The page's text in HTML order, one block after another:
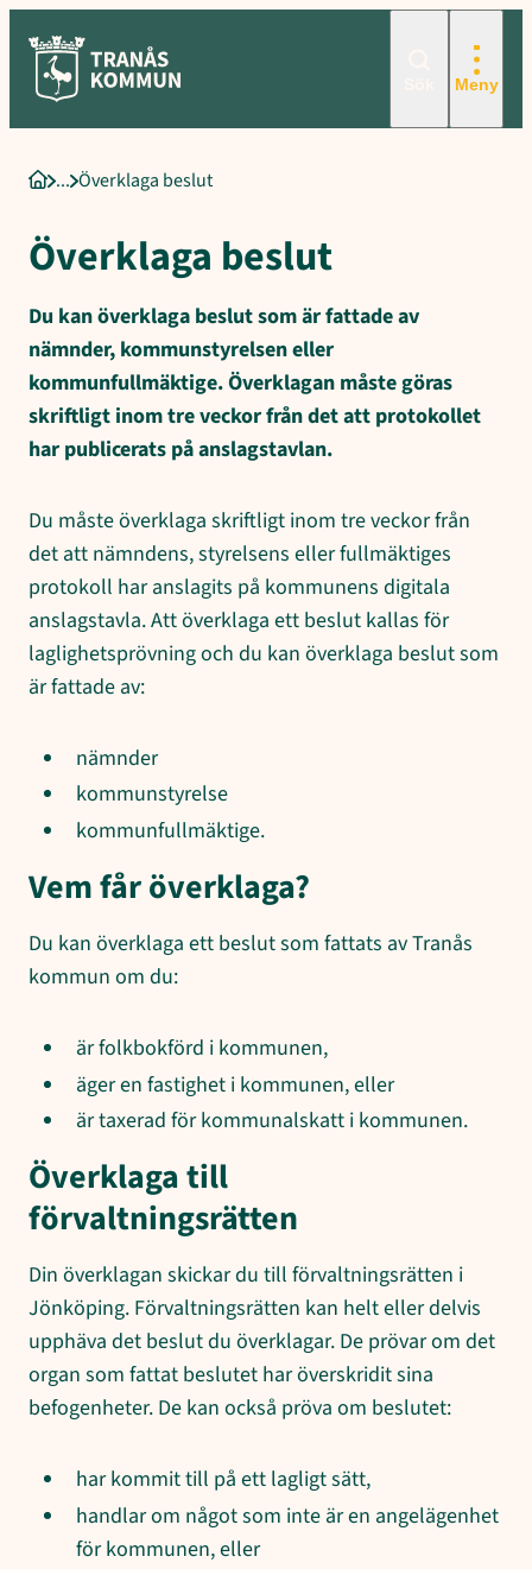
innehåll
Meny
StartsidaÖverklaga beslut
Överklaga beslut
Du kan överklaga beslut som är fattade av
nämnder, kommunstyrelsen eller
kommunfullmäktige. Överklagan måste göras
skriftligt inom tre veckor från det att protokollet
har publicerats på anslagstavlan.
Du måste överklaga skriftligt inom tre veckor från
det att nämndens, styrelsens eller fullmäktiges
protokoll har anslagits på kommunens digitala
anslagstavla. Att överklaga ett beslut kallas för
laglighetsprövning och du kan överklaga beslut som
är fattade av:
nämnder
kommunstyrelse
kommunfullmäktige.
Vem får överklaga?
Du kan överklaga ett beslut som fattats av Tranås
kommun om du:
är folkbokförd i kommunen,
äger en fastighet i kommunen, eller
är taxerad för kommunalskatt i kommunen.
Överklaga till
förvaltningsrätten
Din överklagan skickar du till förvaltningsrätten i
Jönköping. Förvaltningsrätten kan helt eller delvis
upphäva det beslut du överklagar. De prövar om det
organ som fattat beslutet har överskridit sina
befogenheter. De kan också pröva om beslutet:
har kommit till på ett lagligt sätt,
handlar om något som inte är en angelägenhet
för kommunen, eller